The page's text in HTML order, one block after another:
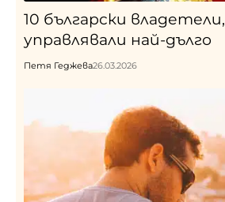
10 български владетели,
управлявали най-дълго
Петя Геджева26.03.2026